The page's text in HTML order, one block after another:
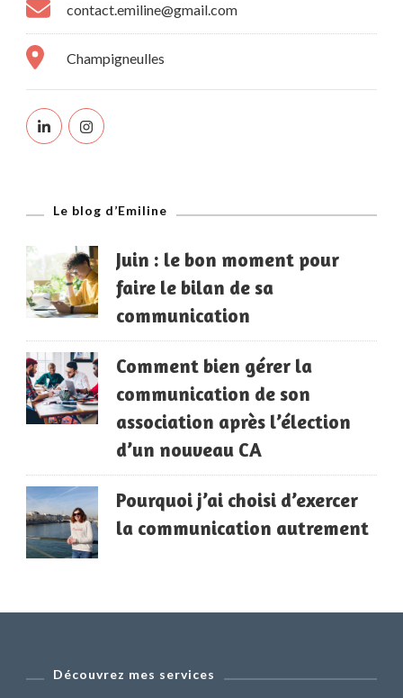
contact.emiline@gmail.com
Champigneulles
Le blog d’Emiline
Juin : le bon moment pour
faire le bilan de sa
communication
Comment bien gérer la
communication de son
association après l’élection
d’un nouveau CA
Pourquoi j’ai choisi d’exercer
la communication autrement
Découvrez mes services